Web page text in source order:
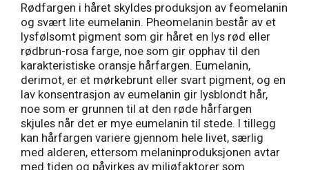
Rødfargen i håret skyldes produksjon av feomelanin
og svært lite eumelanin. Pheomelanin består av et
lysfølsomt pigment som gir håret en lys rød eller
rødbrun-rosa farge, noe som gir opphav til den
karakteristiske oransje hårfargen. Eumelanin,
derimot, er et mørkebrunt eller svart pigment, og en
lav konsentrasjon av eumelanin gir lysblondt hår,
noe som er grunnen til at den røde hårfargen
skjules når det er mye eumelanin til stede. I tillegg
kan hårfargen variere gjennom hele livet, særlig
med alderen, ettersom melaninproduksjonen avtar
med tiden og påvirkes av miljøfaktorer som